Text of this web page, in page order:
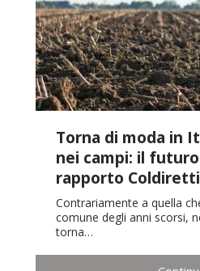
Torna di moda in
nei campi: il
rapporto
Contrariamente a quella
comune degli anni scorsi,
torna…